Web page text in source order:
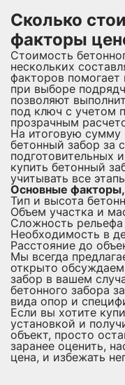
Сколько
факторы
Стоимость
нескольких
факторов помогает
при выборе
позволяют
под ключ с
прозрачным
На итоговую сумму
бетонный забор за
подготовительных
купить бетонный
учитывать все
Основные
Тип и высота
Объем участка и
Сложность
Необходимость в
Расстояние до
Мы всегда
открыто
забор в вашем
бетонного забора
вида опор и
Если вы хотите
установкой и
объект, просто
заранее оценить,
цена, и избежать